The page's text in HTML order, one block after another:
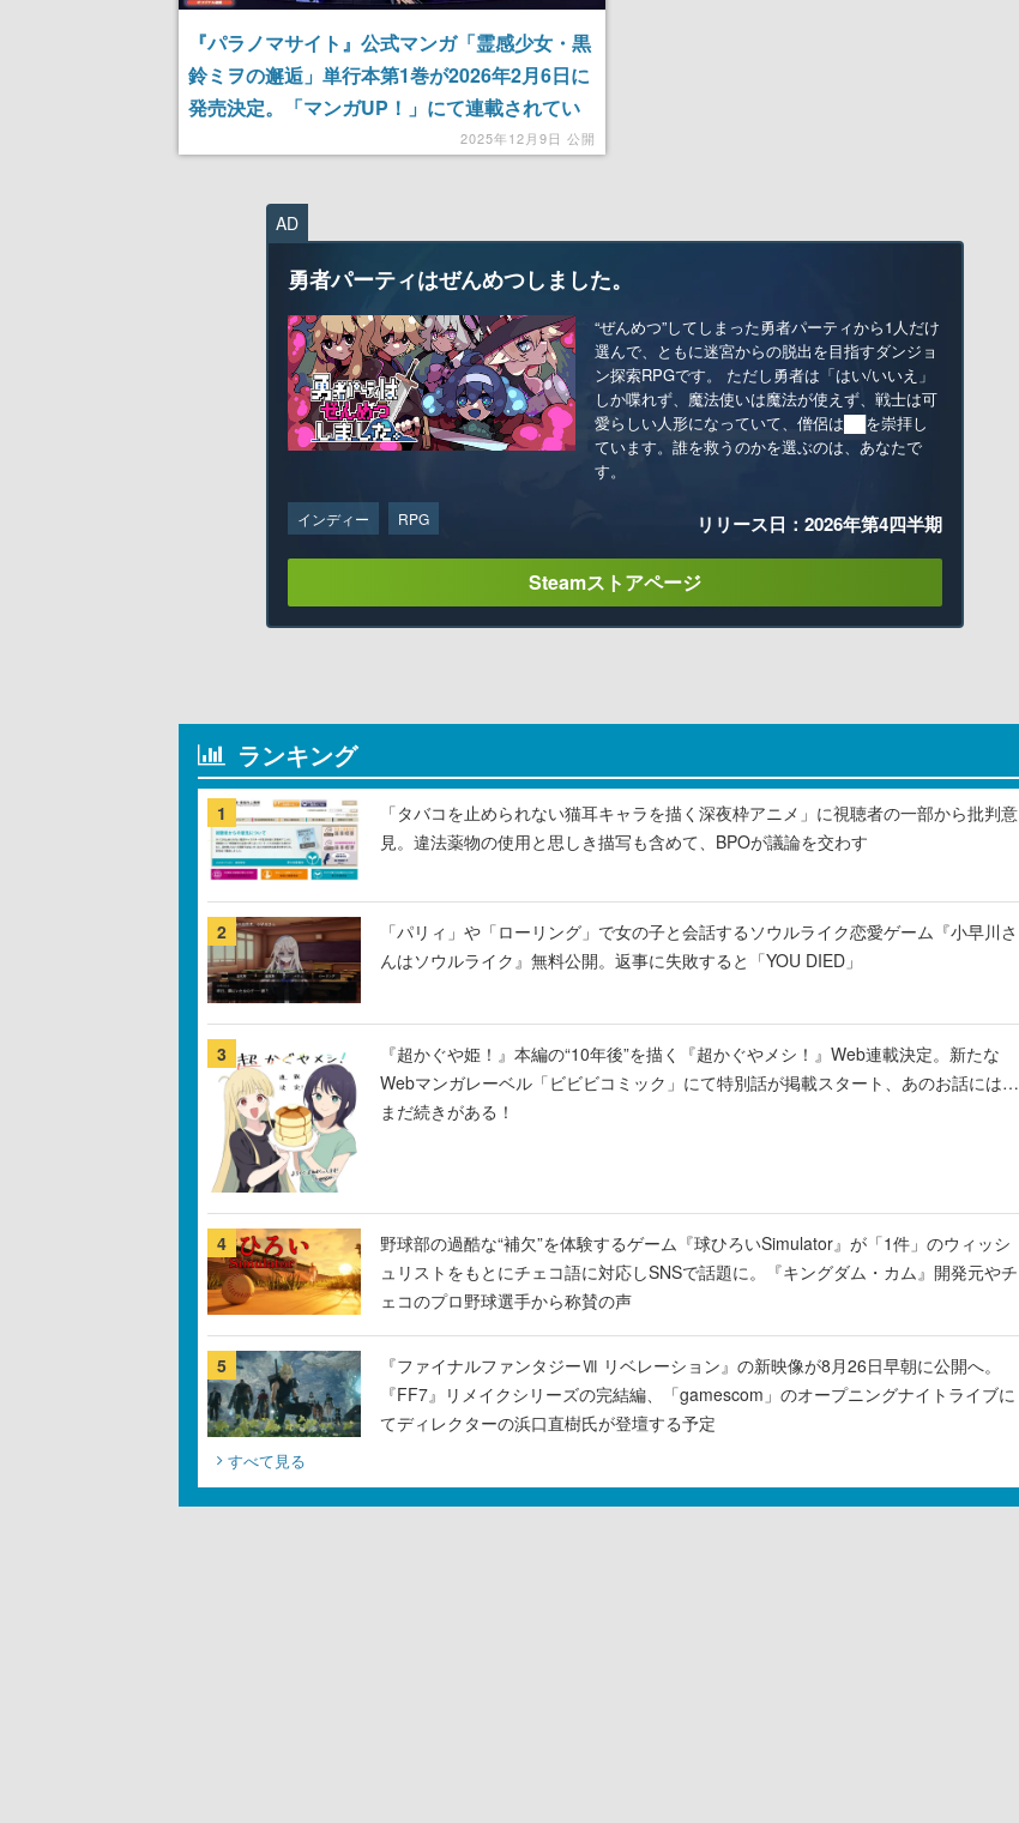
『パラノマサイト』公式マンガ「霊感少女・黒
鈴ミヲの邂逅」単行本第1巻が2026年2月6日に
発売決定。「マンガUP！」にて連載されてい
る、ゲーム本編の事件から数日後の物語を描く
2025年12月9日 公開
AD
勇者パーティはぜんめつしました。
“ぜんめつ”してしまった勇者パーティから1人だけ
選んで、ともに迷宮からの脱出を目指すダンジョ
ン探索RPGです。 ただし勇者は「はい/いいえ」
しか喋れず、魔法使いは魔法が使えず、戦士は可
愛らしい人形になっていて、僧侶は██を崇拝し
ています。誰を救うのかを選ぶのは、あなたで
す。
インディー RPG リリース日：2026年第4四半期
Steamストアページ
ランキング
1
「タバコを止められない猫耳キャラを描く深夜枠アニメ」に視聴者の一部から批判意
見。違法薬物の使用と思しき描写も含めて、BPOが議論を交わす
2
「パリィ」や「ローリング」で女の子と会話するソウルライク恋愛ゲーム『小早川さ
んはソウルライク』無料公開。返事に失敗すると「YOU DIED」
3
『超かぐや姫！』本編の“10年後”を描く『超かぐやメシ！』Web連載決定。新たな
Webマンガレーベル「ビビビコミック」にて特別話が掲載スタート、あのお話には…
まだ続きがある！
4
野球部の過酷な“補欠”を体験するゲーム『球ひろいSimulator』が「1件」のウィッシ
ュリストをもとにチェコ語に対応しSNSで話題に。『キングダム・カム』開発元やチ
ェコのプロ野球選手から称賛の声
5
『ファイナルファンタジーⅦ リベレーション』の新映像が8月26日早朝に公開へ。
『FF7』リメイクシリーズの完結編、「gamescom」のオープニングナイトライブに
てディレクターの浜口直樹氏が登壇する予定
すべて見る